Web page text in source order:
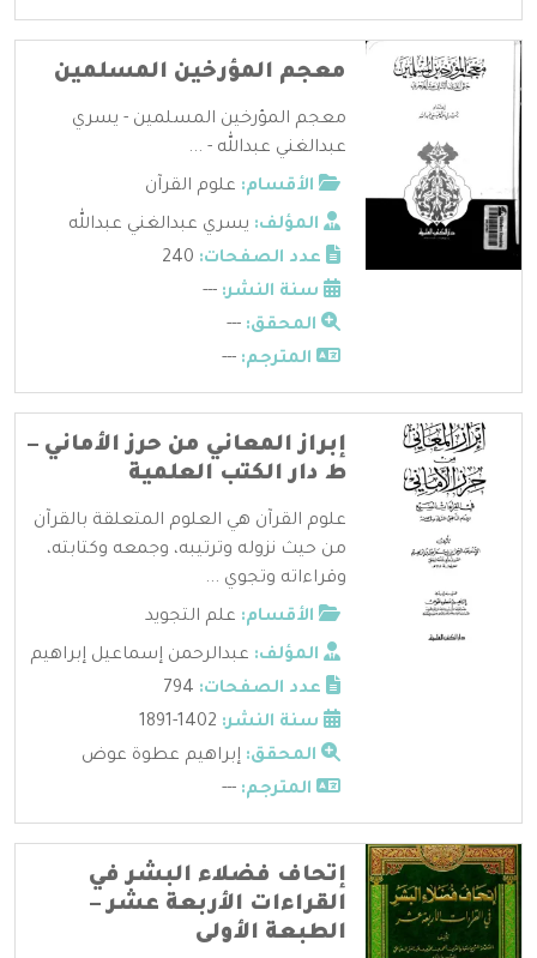
معجم المؤرخين المسلمين
معجم المؤرخين المسلمين - يسري
عبدالغني عبدالله - ...
الأقسام: علوم القرآن
المؤلف: يسري عبدالغني عبدالله
عدد الصفحات:
سنة النشر: ---
المحقق: ---
المترجم: ---
إبراز المعاني من حرز الأماني –
ط دار الكتب العلمية
علوم القرآن هي العلوم المتعلقة بالقرآن
من حيث نزوله وترتيبه، وجمعه وكتابته،
وقراءاته وتجوي ...
الأقسام: علم التجويد
المؤلف: عبدالرحمن إسماعيل إبراهيم
عدد الصفحات:
سنة النشر:
المحقق: إبراهيم عطوة عوض
المترجم: ---
إتحاف فضلاء البشر في
القراءات الأربعة عشر –
الطبعة الأولى